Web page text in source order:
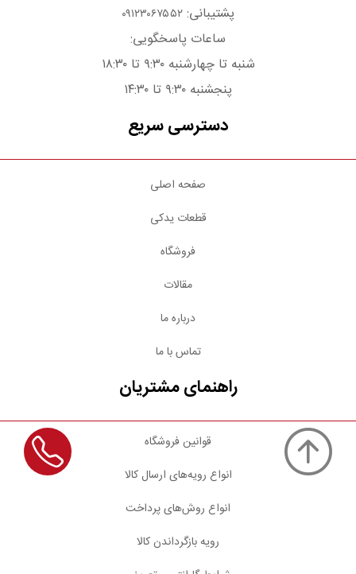
پشتیبانی: ۰۹۱۲۳۰۶۷۵۵۲
ساعات پاسخگویی:
شنبه تا چهارشنبه ۹:۳۰ تا ۱۸:۳۰
پنجشنبه ۹:۳۰ تا ۱۴:۳۰
دسترسی سریع
صفحه اصلی
قطعات یدکی
فروشگاه
مقالات
درباره ما
تماس با ما
راهنمای مشتریان
قوانین فروشگاه
انواع رویه‌های ارسال کالا
انواع روش‌های پرداخت
رویه بازگرداندن کالا